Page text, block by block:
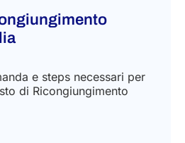
e steps necessari per
di Ricongiungimento